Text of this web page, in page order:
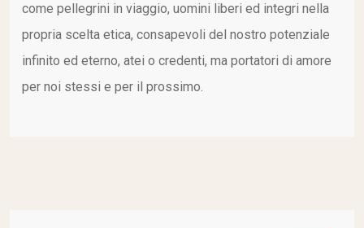
come pellegrini in viaggio, uomini liberi ed integri nella
propria scelta etica, consapevoli del nostro potenziale
infinito ed eterno, atei o credenti, ma portatori di amore
per noi stessi e per il prossimo.